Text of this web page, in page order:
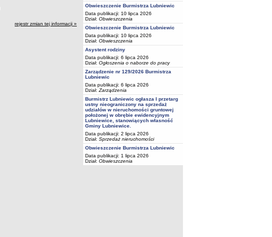
rejestr zmian tej informacji »
Obwieszczenie Burmistrza Lubniewic
Data publikacji: 10 lipca 2026
Dział: Obwieszczenia
Obwieszczenie Burmistrza Lubniewic
Data publikacji: 10 lipca 2026
Dział: Obwieszczenia
Asystent rodziny
Data publikacji: 6 lipca 2026
Dział: Ogłoszenia o naborze do pracy
Zarządzenie nr 129/2026 Burmistrza
Lubniewic
Data publikacji: 6 lipca 2026
Dział: Zarządzenia
Burmistrz Lubniewic ogłasza I przetarg
ustny nieograniczony na sprzedaż
udziałów w nieruchomości gruntowej
położonej w obrębie ewidencyjnym
Lubniewice, stanowiących własność
Gminy Lubniewice.
Data publikacji: 2 lipca 2026
Dział: Sprzedaż nieruchomości
Obwieszczenie Burmistrza Lubniewic
Data publikacji: 1 lipca 2026
Dział: Obwieszczenia